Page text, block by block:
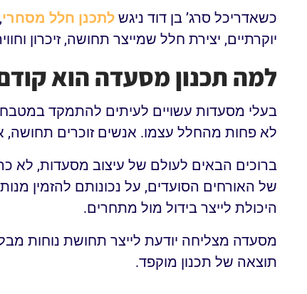
כשאדריכל סרג’ בן דוד ניגש לתכנן חלל מסחרי
יוקרתיים, יצירת חלל שמייצר תחושה, זיכרון
למה תכנון מסעדה הוא קודם
בעלי מסעדות עשויים לעיתים להתמקד
לא פחות מהחלל עצמו. אנשים זוכרים תחושה,
ברוכים הבאים לעולם של עיצוב מסעדות, לא
של האורחים הסועדים, על נכונותם להזמין
היכולת לייצר בידול מול מתחרים.
מסעדה מצליחה יודעת לייצר תחושת נוחות
תוצאה של תכנון מוקפד.